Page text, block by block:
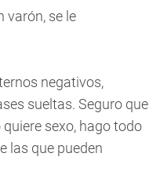
varón, se le
negativos,
sueltas. Seguro que
sexo, hago todo
las que pueden